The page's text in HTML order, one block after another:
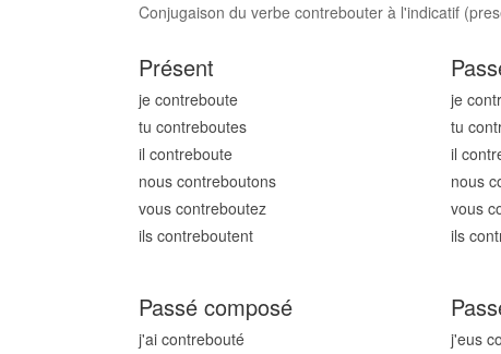
Conjugaison du verbe contrebouter à l'indicatif
Présent
je contreboute
tu contreboutes
il contreboute
nous contreboutons
vous contreboutez
ils contreboutent
je
tu
il
nous
vous
ils
Passé composé
j'ai contrebouté
j'eus